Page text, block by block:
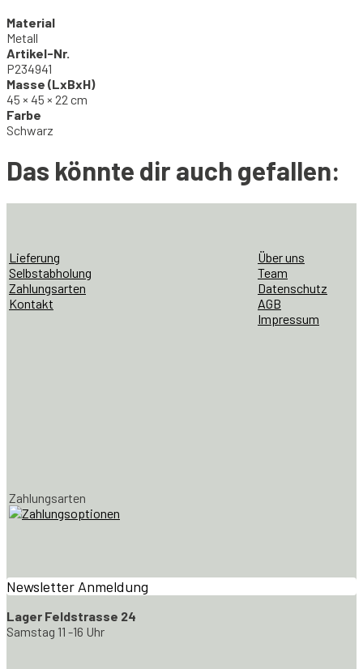
Material
Metall
Artikel-Nr.
P234941
Masse (LxBxH)
45 × 45 × 22 cm
Farbe
Schwarz
Das könnte dir auch gefallen:
Lieferung
Selbstabholung
Zahlungsarten
Kontakt
Über uns
Team
Datenschutz
AGB
Impressum
Zahlungsarten
Newsletter Anmeldung
Lager Feldstrasse 24
Samstag 11 -16 Uhr